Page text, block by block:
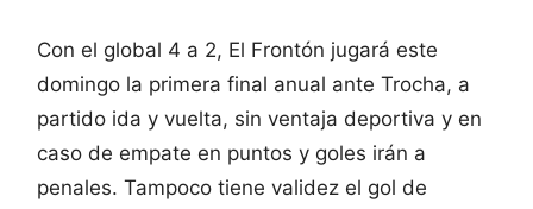
Con el global 4 a 2, El Frontón jugará este
domingo la primera final anual ante Trocha, a
partido ida y vuelta, sin ventaja deportiva y en
caso de empate en puntos y goles irán a
penales. Tampoco tiene validez el gol de